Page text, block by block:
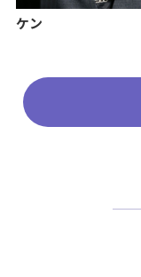
ケン